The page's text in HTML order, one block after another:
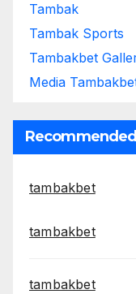
Tambak
Tambak Sports
Tambakbet
Media
tambakbet
tambakbet
tambakbet